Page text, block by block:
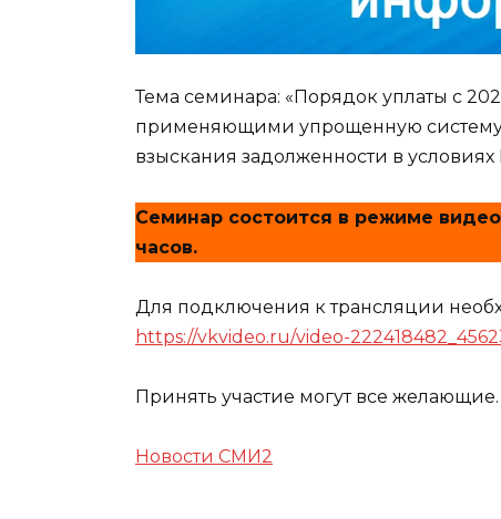
Тема семинара: «Порядок уплаты с
применяющими упрощенную
взыскания задолженности в условиях
Семинар состоится в режиме
часов.
Для подключения к трансляции
https://vkvideo.ru/video-
Принять участие могут все желающие.
Новости СМИ2